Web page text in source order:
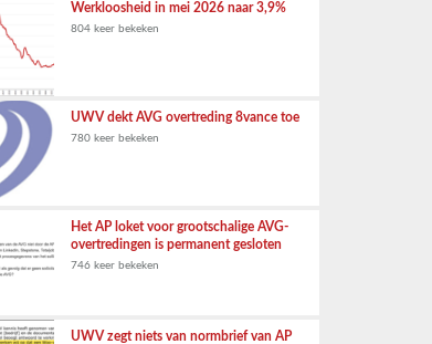
Werkloosheid in mei 2026 naar 3,9%
804 keer bekeken
UWV dekt AVG overtreding 8vance toe
780 keer bekeken
Het AP loket voor grootschalige AVG-
overtredingen is permanent gesloten
746 keer bekeken
UWV zegt niets van normbrief van AP